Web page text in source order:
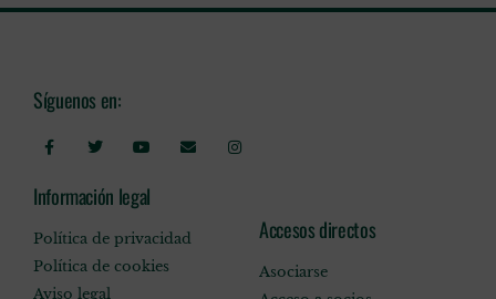
Síguenos en:
Información legal
Política de privacidad
Política de cookies
Aviso legal
Accesos directos
Asociarse